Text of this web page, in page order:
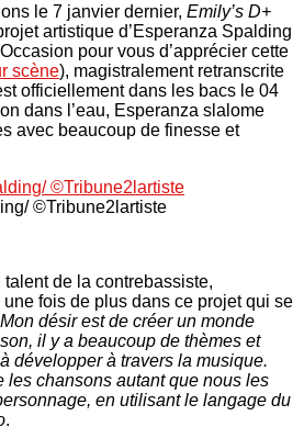
le 7 janvier dernier, Emily’s D+
artistique d’Esperanza Spalding
pour vous d’apprécier cette
scène), magistralement retranscrite
officiellement dans les bacs le 04
dans l’eau, Esperanza slalome
avec beaucoup de finesse et
©Tribune2lartiste
talent de la contrebassiste,
une fois de plus dans ce projet qui se
Mon désir est de créer un monde
il y a beaucoup de thèmes et
développer à travers la musique.
les chansons autant que nous les
en utilisant le langage du
.